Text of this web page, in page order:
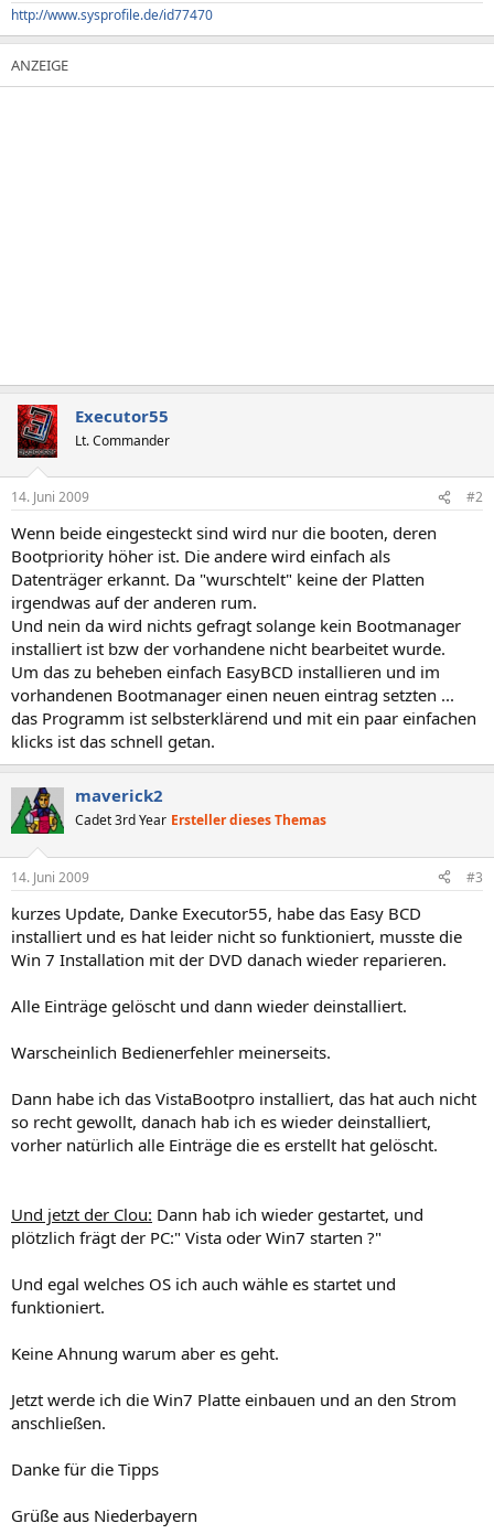
http://www.sysprofile.de/id77470
Executor55
Lt. Commander
14. Juni 2009 #2
Wenn beide eingesteckt sind wird nur die booten, deren
Bootpriority höher ist. Die andere wird einfach als
Datenträger erkannt. Da "wurschtelt" keine der Platten
irgendwas auf der anderen rum.
Und nein da wird nichts gefragt solange kein Bootmanager
installiert ist bzw der vorhandene nicht bearbeitet wurde.
Um das zu beheben einfach EasyBCD installieren und im
vorhandenen Bootmanager einen neuen eintrag setzten ...
das Programm ist selbsterklärend und mit ein paar einfachen
klicks ist das schnell getan.
maverick2
Cadet 3rd Year Ersteller dieses Themas
14. Juni 2009 #3
kurzes Update, Danke Executor55, habe das Easy BCD
installiert und es hat leider nicht so funktioniert, musste die
Win 7 Installation mit der DVD danach wieder reparieren.
Alle Einträge gelöscht und dann wieder deinstalliert.
Warscheinlich Bedienerfehler meinerseits.
Dann habe ich das VistaBootpro installiert, das hat auch nicht
so recht gewollt, danach hab ich es wieder deinstalliert,
vorher natürlich alle Einträge die es erstellt hat gelöscht.
Und jetzt der Clou: Dann hab ich wieder gestartet, und
plötzlich frägt der PC:" Vista oder Win7 starten ?"
Und egal welches OS ich auch wähle es startet und
funktioniert.
Keine Ahnung warum aber es geht.
Jetzt werde ich die Win7 Platte einbauen und an den Strom
anschließen.
Danke für die Tipps
Grüße aus Niederbayern